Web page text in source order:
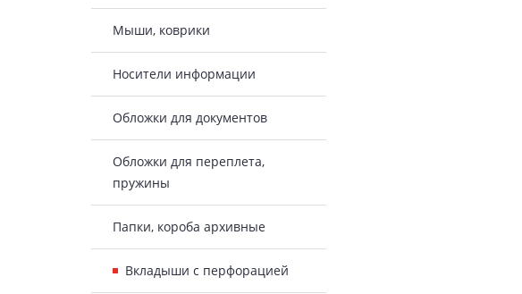
Мыши, коврики
Носители информации
Обложки для документов
Обложки для переплета,
пружины
Папки, короба архивные
Вкладыши с перфорацией